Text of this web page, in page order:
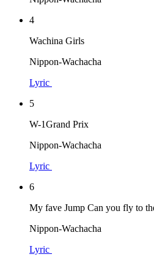
4
Wachina Girls
Nippon-Wachacha
Lyric
5
W-1Grand Prix
Nippon-Wachacha
Lyric
6
My fave Jump Can you fly to
Nippon-Wachacha
Lyric